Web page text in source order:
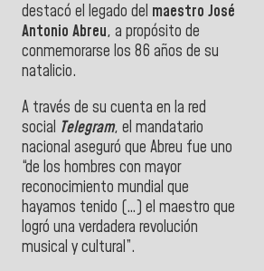
destacó el legado del maestro José
Antonio Abreu, a propósito de
conmemorarse los 86 años de su
natalicio.
A través de su cuenta en la red
social Telegram, el mandatario
nacional aseguró que Abreu fue uno
“de los hombres con mayor
reconocimiento mundial que
hayamos tenido (…) el maestro que
logró una verdadera revolución
musical y cultural”.